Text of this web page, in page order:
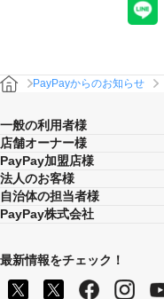
PayPayからのお知らせ
一般の利用者様
店舗オーナー様
PayPay加盟店様
法人のお客様
自治体の担当者様
PayPay株式会社
最新情報をチェック！